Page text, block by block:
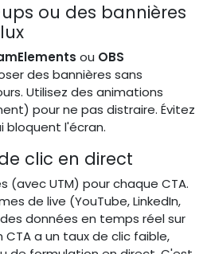
ou des bannières
ou OBS
des bannières sans
Utilisez des animations
pour ne pas distraire. Évitez
bloquent l'écran.
clic en direct
(avec UTM) pour chaque CTA.
de live (YouTube, LinkedIn,
données en temps réel sur
CTA a un taux de clic faible,